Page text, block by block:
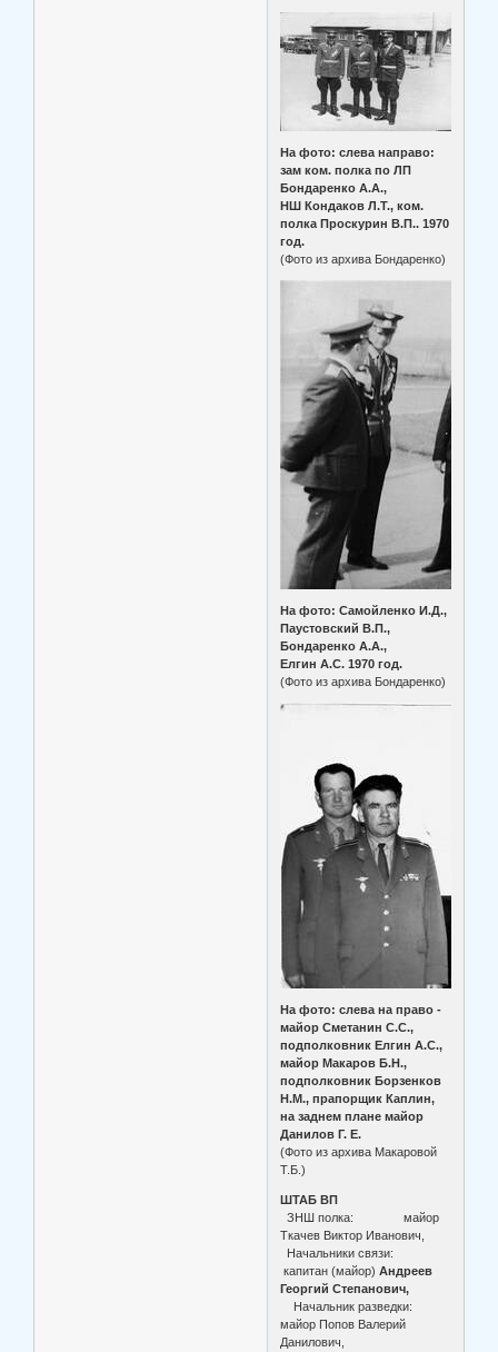
На фото: слева направо:
зам ком. полка по ЛП
Бондаренко А.А.,
НШ Кондаков Л.Т., ком.
полка Проскурин В.П.. 1970
год.
(Фото из архива Бондаренко)
На фото: Самойленко И.Д.,
Паустовский В.П.,
Бондаренко А.А.,
Елгин А.С. 1970 год.
(Фото из архива Бондаренко)
На фото: слева на право -
майор Сметанин С.С.,
подполковник Елгин А.С.,
майор Макаров Б.Н.,
подполковник Борзенков
Н.М., прапорщик Каплин,
на заднем плане майор
Данилов Г. Е.
(Фото из архива Макаровой
Т.Б.)
ШТАБ ВП
ЗНШ полка: майор
Ткачев Виктор Иванович,
Начальники связи:
капитан (майор)Андреев
Георгий Степанович,
Начальник разведки:
майор Попов Валерий
Данилович,